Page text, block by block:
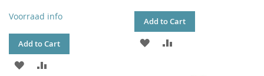
Voorraad info
Add to Cart
ADD
Add to Cart
ADD